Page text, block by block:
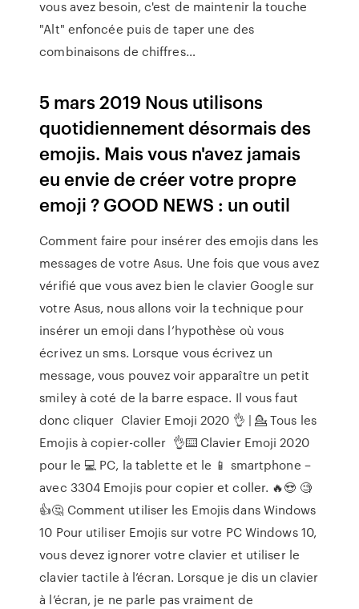
vous avez besoin, c'est de maintenir la touche
"Alt" enfoncée puis de taper une des
combinaisons de chiffres…
5 mars 2019 Nous utilisons
quotidiennement désormais des
emojis. Mais vous n'avez jamais
eu envie de créer votre propre
emoji ? GOOD NEWS : un outil
Comment faire pour insérer des emojis dans les
messages de votre Asus. Une fois que vous avez
vérifié que vous avez bien le clavier Google sur
votre Asus, nous allons voir la technique pour
insérer un emoji dans l’hypothèse où vous
écrivez un sms. Lorsque vous écrivez un
message, vous pouvez voir apparaître un petit
smiley à coté de la barre espace. Il vous faut
donc cliquer ️ Clavier Emoji 2020 👌 | 💁 Tous les
Emojis à copier-coller ️ 👌⌨️ Clavier Emoji 2020
pour le 💻 PC, la tablette et le 📱 smartphone –
avec 3304 Emojis pour copier et coller. 🔥😍 ️🧐
👍🤔 Comment utiliser les Emojis dans Windows
10 Pour utiliser Emojis sur votre PC Windows 10,
vous devez ignorer votre clavier et utiliser le
clavier tactile à l’écran. Lorsque je dis un clavier
à l’écran, je ne parle pas vraiment de